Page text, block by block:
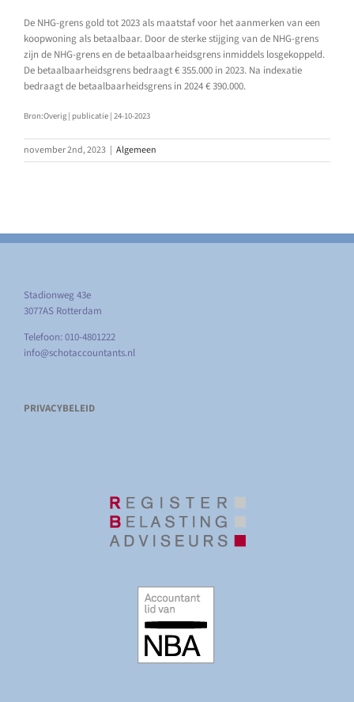
De NHG-grens gold tot 2023 als maatstaf voor het aanmerken van een
koopwoning als betaalbaar. Door de sterke stijging van de NHG-grens
zijn de NHG-grens en de betaalbaarheidsgrens inmiddels losgekoppeld.
De betaalbaarheidsgrens bedraagt € 355.000 in 2023. Na indexatie
bedraagt de betaalbaarheidsgrens in 2024 € 390.000.
Bron:Overig | publicatie | 24-10-2023
november 2nd, 2023 | Algemeen
Stadionweg 43e
3077AS Rotterdam
Telefoon: 010-4801222
info@schotaccountants.nl
PRIVACYBELEID